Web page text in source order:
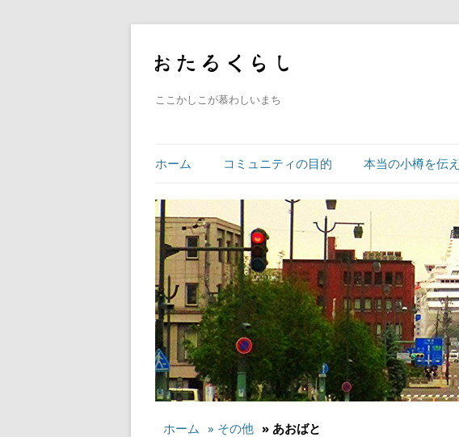
ここかしこが慕わしいまち
ホーム コミュニティの目的 本当の小樽を伝え
ホーム » その他 » あおばと